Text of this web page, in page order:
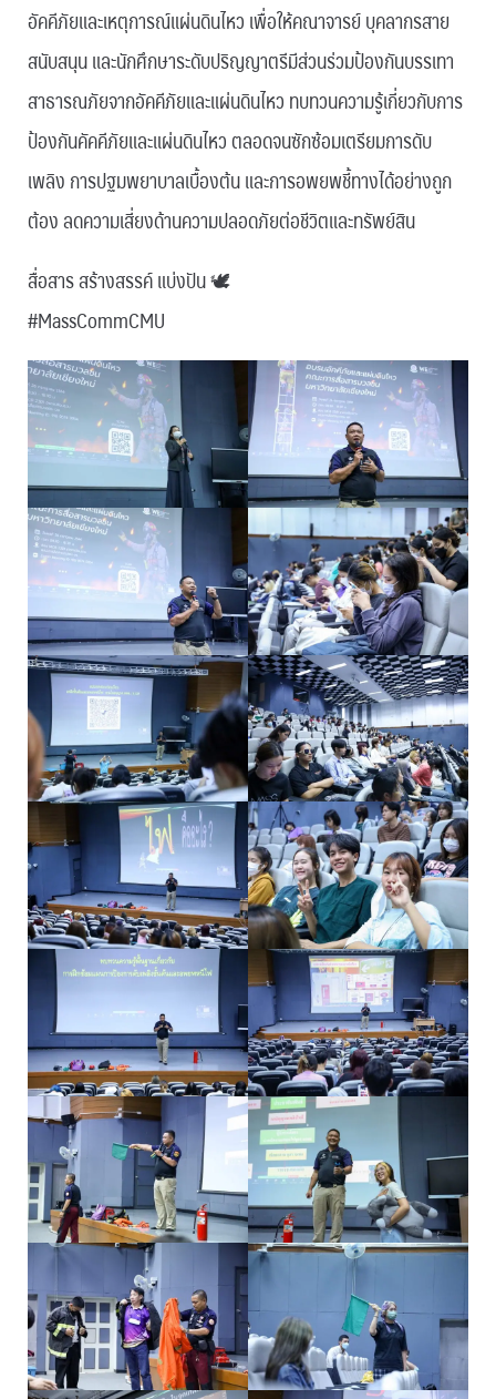
อัคคีภัยและเหตุการณ์แผ่นดินไหว เพื่อให้คณาจารย์ บุคลากรสาย
สนับสนุน และนักศึกษาระดับปริญญาตรีมีส่วนร่วมป้องกันบรรเทา
สาธารณภัยจากอัคคีภัยและแผ่นดินไหว ทบทวนความรู้เกี่ยวกับการ
ป้องกันคัคคีภัยและแผ่นดินไหว ตลอดจนซักซ้อมเตรียมการดับ
เพลิง การปฐมพยาบาลเบื้องต้น และการอพยพชี้ทางได้อย่างถูก
ต้อง ลดความเสี่ยงด้านความปลอดภัยต่อชีวิตและทรัพย์สิน
สื่อสาร สร้างสรรค์ แบ่งปัน 🕊
#MassCommCMU